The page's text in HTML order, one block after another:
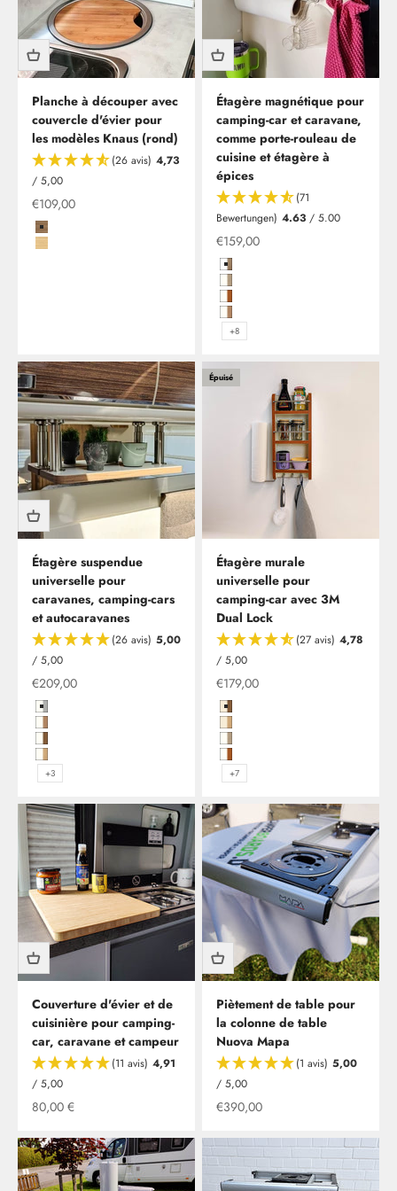
Planche à découper avec
couvercle d'évier pour
les modèles Knaus (rond)
(26 avis) 4,73
/ 5,00
Offre
€109,00
Bambus Dunkel
Bambus Hell
Étagère magnétique pour
camping-car et caravane,
comme porte-rouleau de
cuisine et étagère à
épices
(71
Bewertungen) 4.63 / 5.00
Offre à partir de
€159,00
Hochglanzweiß in Birke
Hochglanzweiß mit Kante in
Hochglanzweiß mit Kante in
Hochglanzweiß mit Kante in
+8
Étagère suspendue
universelle pour
caravanes, camping-cars
et autocaravanes
(26 avis) 5,00
/ 5,00
Offre à partir de
€209,00
Hochglanzweiß mit Kante in Grau/Anthrazit
Hochglanzweiß mit Kante in Kirsche/Havanna
Hochglanzweiß mit Kante in Madison Walnut
Hochglanzweiß mit Kante in Rüster Salisbury
+3
Épuisé
Étagère murale
universelle pour
camping-car avec 3M
Dual Lock
(27 avis) 4,78
/ 5,00
Offre à partir de
€179,00
Magnolie Hochglanz mit Kante
Magnolie Hochglanz mit Kante
Hochglanzweiß mit Kante in
Hochglanzweiß mit Kante in
+7
Couverture d'évier et de
cuisinière pour camping-
car, caravane et campeur
(11 avis) 4,91
/ 5,00
Offre à partir de
80,00 €
Piètement de table pour
la colonne de table
Nuova Mapa
(1 avis) 5,00
/ 5,00
Offre à partir de
€390,00